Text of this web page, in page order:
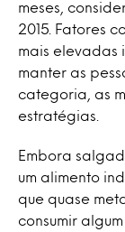
meses,
2015. Fatores
mais elevadas
manter as
categoria, as
estratégias.
Embora
um alimento
que quase
consumir